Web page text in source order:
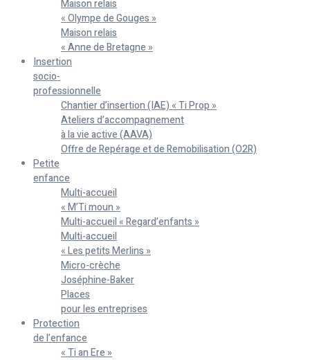
Maison relais
« Olympe de Gouges »
Maison relais
« Anne de Bretagne »
Insertion
socio-
professionnelle
Chantier d’insertion (IAE) « Ti Prop »
Ateliers d’accompagnement
à la vie active (AAVA)
Offre de Repérage et de Remobilisation (O2R)
Petite
enfance
Multi-accueil
« M’Ti moun »
Multi-accueil « Regard’enfants »
Multi-accueil
« Les petits Merlins »
Micro-crèche
Joséphine-Baker
Places
pour les entreprises
Protection
de l’enfance
« Ti an Ere »